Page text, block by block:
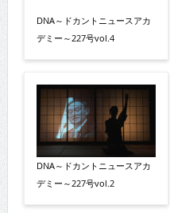
DNA～ドカントニュースアカ
デミー～227号vol.4
DNA～ドカントニュースアカ
デミー～227号vol.2